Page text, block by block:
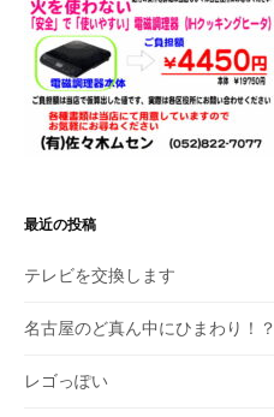
最近の投稿
テレビを交換します
名古屋のど真ん中にひまわり！？
レゴっぽい